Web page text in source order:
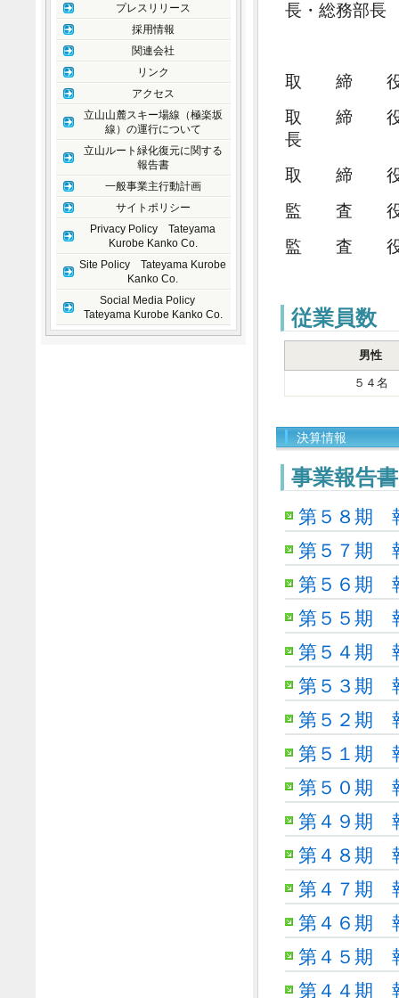
長・総務部長
取 締
取 締 役
長
取 締 役
監 査
監 査
従業員数
男性
５４名
決算情報
事業報告書
第５８期
第５７期
第５６期
第５５期
第５４期
第５３期
第５２期
第５１期
第５０期
第４９期
第４８期
第４７期
第４６期
第４５期
第４４期
プレスリリース
採用情報
関連会社
リンク
アクセス
立山山麓スキー場線（極楽坂
線）の運行について
立山ルート緑化復元に関する
報告書
一般事業主行動計画
サイトポリシー
Privacy Policy Tateyama
Kurobe Kanko Co.
Site Policy Tateyama Kurobe
Kanko Co.
Social Media Policy
Tateyama Kurobe Kanko Co.